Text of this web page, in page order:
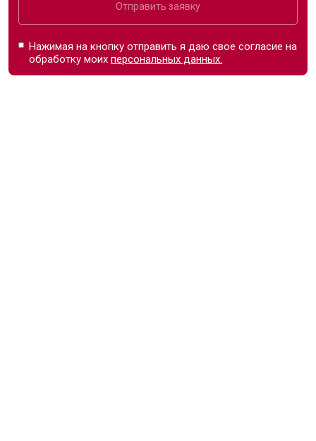
Отправить заявку
Нажимая на кнопку отправить я даю свое согласие на
обработку моихперсональных данных.